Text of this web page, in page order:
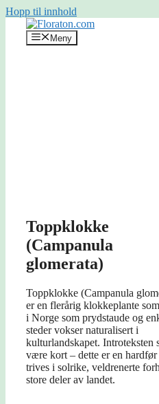
Hopp til innhold
Meny
Toppklokke
(Campanula
glomerata)
Toppklokke (Campanula
er en flerårig klokkeplante
i Norge som prydstaude og
steder vokser naturalisert i
kulturlandskapet. Introteksten
være kort – dette er en hardfør
trives i solrike, veldrenerte
store deler av landet.